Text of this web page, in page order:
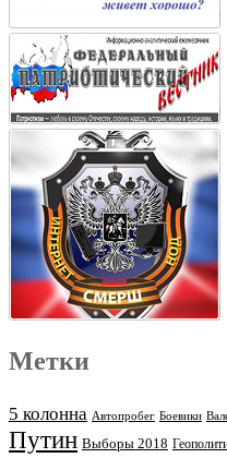
Метки
5 колонна Автопробег Боевики
Путин Выборы 2018